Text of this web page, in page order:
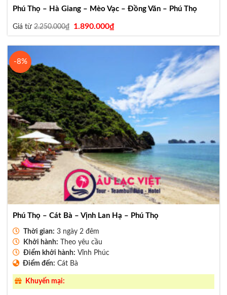
Phú Thọ – Hà Giang – Mèo Vạc – Đồng Văn – Phú Thọ
Giá từ2.250.000₫
Giá
là:
2.250.000₫.
1.890.000₫Giá
hiện
tại
là:
-8%
Phú Thọ – Cát Bà – Vịnh Lan Hạ – Phú Thọ
Thời gian: 3 ngày 2 đêm
Khởi hành: Theo yêu cầu
Điểm khởi hành: Vĩnh Phúc
Điểm đến: Cát Bà
Khuyến mại: